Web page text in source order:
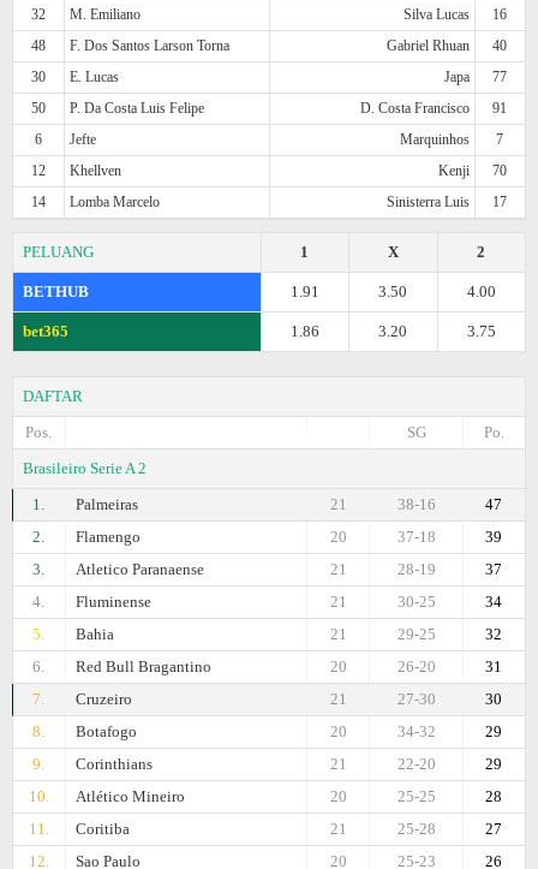
32
M. Emiliano Silva Lucas
16
48
F. Dos Santos Larson Torna Gabriel Rhuan
40
30
E. Lucas Japa
77
50
P. Da Costa Luis Felipe D. Costa Francisco
91
6
Jefte Marquinhos
7
12
Khellven Kenji
70
14
Lomba Marcelo Sinisterra Luis 17
PELUANG 2
X
1
BETHUB 4.00
3.50
1.91
bet365 3.75
3.20
1.86
DAFTAR
Pos.
Po.
SG
Brasileiro Serie A 2
1.
Palmeiras 47
38-16
21
2.
Flamengo 39
37-18
20
3.
Atletico Paranaense 37
28-19
21
4.
Fluminense 34
30-25
21
5.
Bahia 32
29-25
21
6.
Red Bull Bragantino 31
26-20
20
7.
Cruzeiro 30
27-30
21
8.
Botafogo 29
34-32
20
9.
Corinthians 29
22-20
21
10.
Atlético Mineiro 28
25-25
20
11.
Coritiba 27
25-28
21
12.
Sao Paulo 26
25-23
20